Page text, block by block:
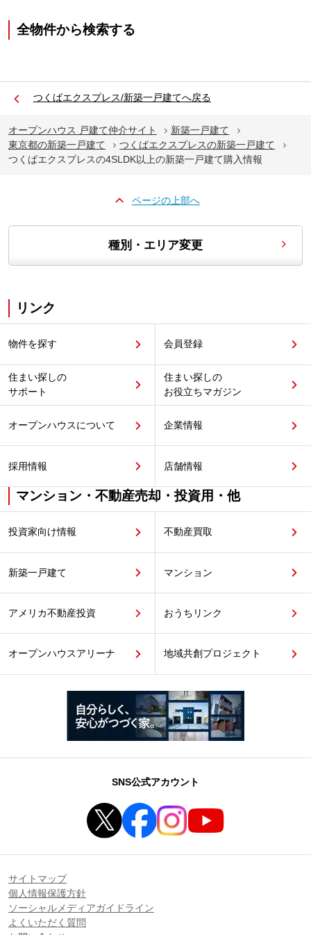
全物件から検索する
つくばエクスプレス/新築一戸建てへ戻る
オープンハウス 戸建て仲介サイト
新築一戸建て
東京都の新築一戸建て
つくばエクスプレスの新築一戸建て
つくばエクスプレスの4SLDK以上の新築一戸建て購入情報
ページの上部へ
種別・エリア変更
リンク
物件を探す 会員登録
住まい探しの
サポート
住まい探しの
お役立ちマガジン
オープンハウスについて 企業情報
採用情報 店舗情報
マンション・不動産売却・投資用・他
投資家向け情報 不動産買取
新築一戸建て マンション
アメリカ不動産投資 おうちリンク
オープンハウスアリーナ 地域共創プロジェクト
SNS公式アカウント
サイトマップ
個人情報保護方針
ソーシャルメディアガイドライン
よくいただく質問